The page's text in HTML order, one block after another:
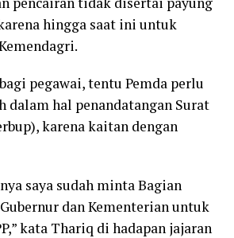
hingga saat ini untuk
pegawai, tentu Pemda perlu
hal penandatangan Surat
karena kaitan dengan
saya sudah minta Bagian
dan Kementerian untuk
kata Thariq di hadapan jajaran